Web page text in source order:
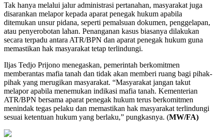
Tak hanya melalui jalur administrasi pertanahan, masyarakat juga
disarankan melapor kepada aparat penegak hukum apabila
ditemukan unsur pidana, seperti pemalsuan dokumen, penggelapan,
atau penyerobotan lahan. Penanganan kasus biasanya dilakukan
secara terpadu antara ATR/BPN dan aparat penegak hukum guna
memastikan hak masyarakat tetap terlindungi.
Iljas Tedjo Prijono menegaskan, pemerintah berkomitmen
memberantas mafia tanah dan tidak akan memberi ruang bagi pihak-
pihak yang merugikan masyarakat. “Masyarakat jangan takut
melapor apabila menemukan indikasi mafia tanah. Kementerian
ATR/BPN bersama aparat penegak hukum terus berkomitmen
menindak tegas pelaku dan memastikan hak masyarakat terlindungi
sesuai ketentuan hukum yang berlaku,” pungkasnya. (MW/FA)